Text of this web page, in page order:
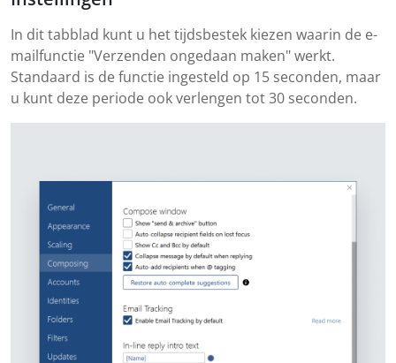
In dit tabblad kunt u het tijdsbestek kiezen waarin de e-
mailfunctie "Verzenden ongedaan maken" werkt.
Standaard is de functie ingesteld op 15 seconden, maar
u kunt deze periode ook verlengen tot 30 seconden.